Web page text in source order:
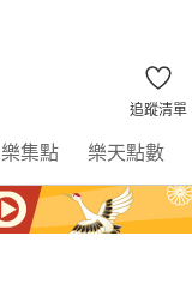
追蹤清單
樂集點 樂天點數